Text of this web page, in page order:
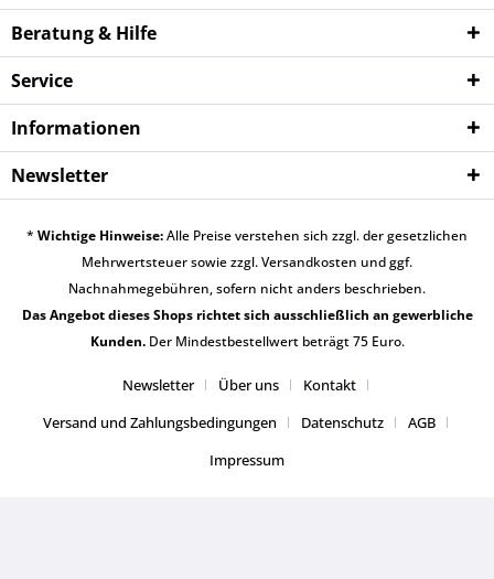
Beratung & Hilfe
Service
Informationen
Newsletter
* Wichtige Hinweise:Alle Preise verstehen sich zzgl. der gesetzlichen
Mehrwertsteuer sowie zzgl.Versandkosten und ggf.
Nachnahmegebühren, sofern nicht anders beschrieben.
Das Angebot dieses Shops richtet sich ausschließlich an gewerbliche
Kunden.Der Mindestbestellwert beträgt 75 Euro.
Newsletter Über uns
Kontakt
Versand und Zahlungsbedingungen
Datenschutz
AGB
Impressum